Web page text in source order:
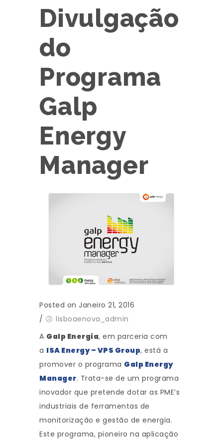
Divulgação
do
Programa
Galp
Energy
Manager
Posted on Janeiro 21, 2016
/
lisboaenova_admin
A Galp Energia, em parceria com
a ISA Energy – VPS Group, está a
promover o programa Galp Energy
Manager. Trata-se de um programa
inovador que pretende dotar as PME’s
industriais de ferramentas de
monitorização e gestão de energia.
Este programa, pioneiro na aplicação